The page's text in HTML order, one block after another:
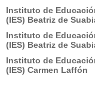
Instituto de
(IES) Beatriz de
Instituto de
(IES) Beatriz de
Instituto de
(IES) Carmen Laffón